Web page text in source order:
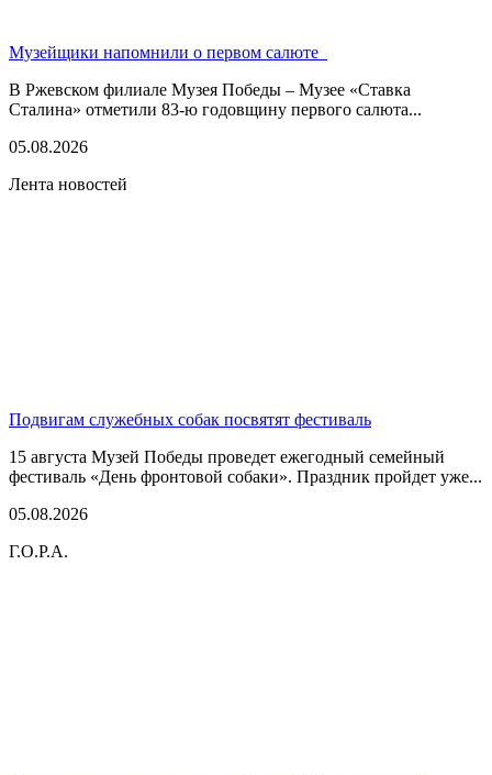
Музейщики напомнили о первом салюте
В Ржевском филиале Музея Победы – Музее «Ставка
Сталина» отметили 83-ю годовщину первого салюта...
05.08.2026
Лента новостей
Подвигам служебных собак посвятят фестиваль
15 августа Музей Победы проведет ежегодный семейный
фестиваль «День фронтовой собаки». Праздник пройдет уже...
05.08.2026
Г.О.Р.А.